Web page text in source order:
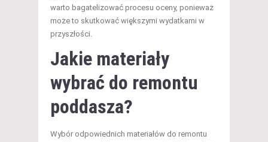
warto bagatelizować procesu oceny, ponieważ
może to skutkować większymi wydatkami w
przyszłości.
Jakie materiały
wybrać do remontu
poddasza?
Wybór odpowiednich materiałów do remontu